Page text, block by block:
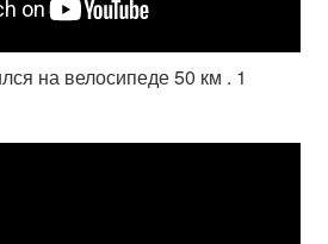
на велосипеде 50 км . 1